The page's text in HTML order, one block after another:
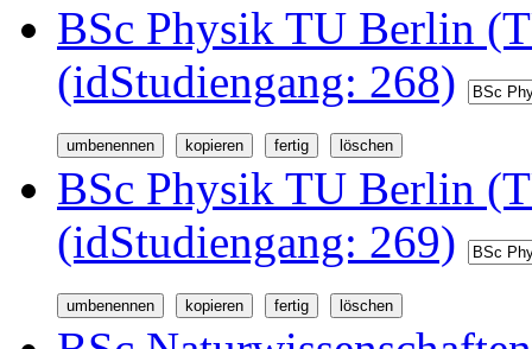
BSc Physik TU Berlin
(idStudiengang: 268)
BSc Physik TU Berlin
(idStudiengang: 269)